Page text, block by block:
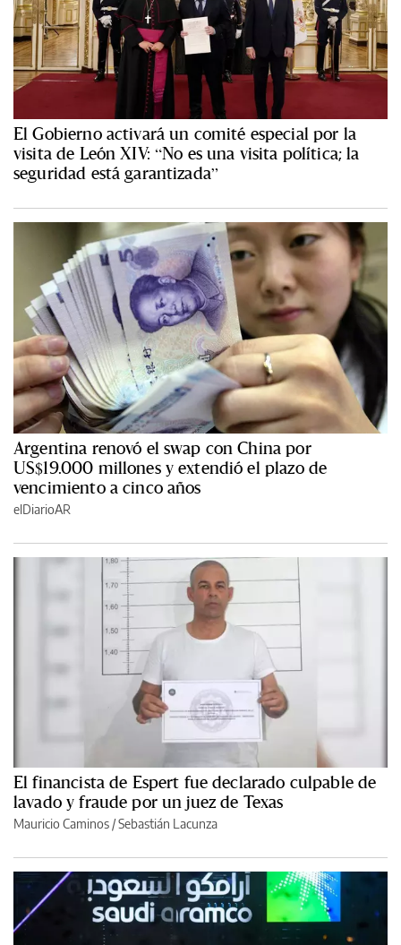
El Gobierno activará un comité especial por la
visita de León XIV: “No es una visita política; la
seguridad está garantizada”
Argentina renovó el swap con China por
US$19.000 millones y extendió el plazo de
vencimiento a cinco años
elDiarioAR
El financista de Espert fue declarado culpable de
lavado y fraude por un juez de Texas
Mauricio Caminos /Sebastián Lacunza